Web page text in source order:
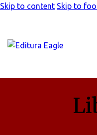
Skip to content Skip to